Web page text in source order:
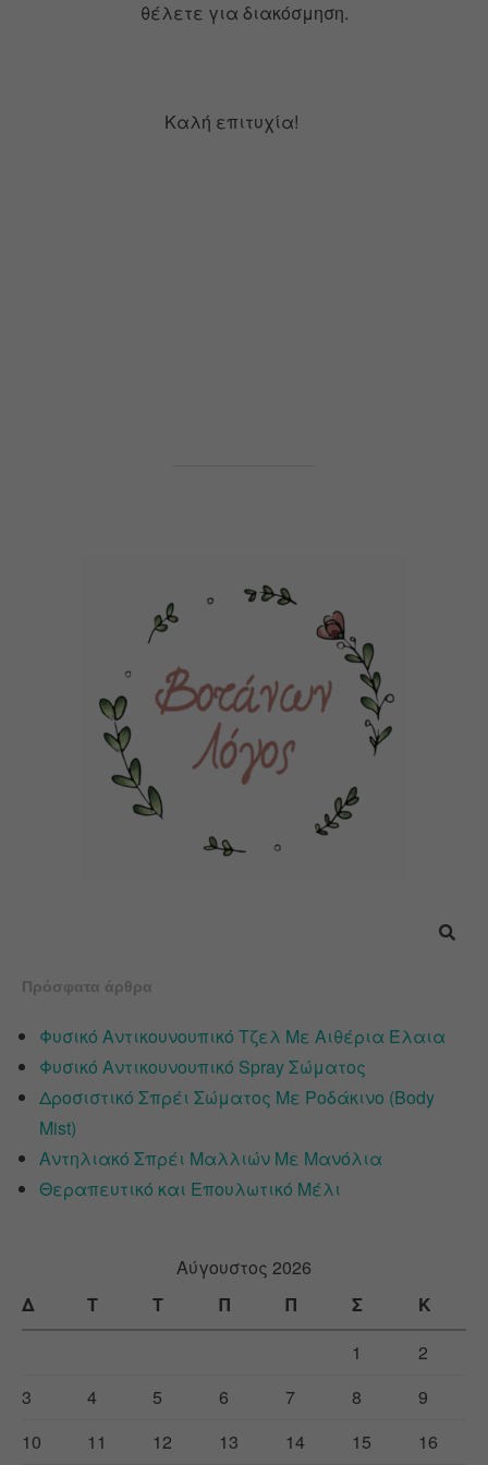
θέλετε για διακόσμηση.
Καλή επιτυχία!
Πρόσφατα άρθρα
Φυσικό Αντικουνουπικό Τζελ Με Αιθέρια Έλαια
Φυσικό Αντικουνουπικό Spray Σώματος
Δροσιστικό Σπρέι Σώματος Με Ροδάκινο (Body
Mist)
Αντηλιακό Σπρέι Μαλλιών Με Μανόλια
Θεραπευτικό και Επουλωτικό Μέλι
Αύγουστος 2026
Δ
Τ Τ Π Π Σ
Κ
1
2
3
4 5 6 7 8
9
10
11 12 13 14 15 16